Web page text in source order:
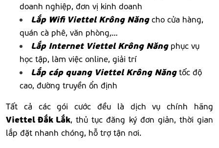
doanh nghiệp, đơn vị kinh doanh
Lắp Wifi Viettel Krông Năng cho cửa hàng,
quán cà phê, văn phòng,…
Lắp Internet Viettel Krông Năng phục vụ
học tập, làm việc online, giải trí
Lắp cáp quang Viettel Krông Năngtốc độ
cao, đường truyền ổn định
Tất cả các gói cước đều là dịch vụ chính hãng
Viettel Đắk Lắk, thủ tục đăng ký đơn giản, thời gian
lắp đặt nhanh chóng, hỗ trợ tận nơi.